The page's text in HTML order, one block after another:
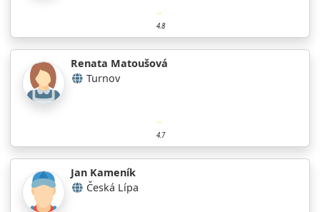
4.8
Renata Matoušová
Turnov
4.7
Jan Kameník
Česká Lípa